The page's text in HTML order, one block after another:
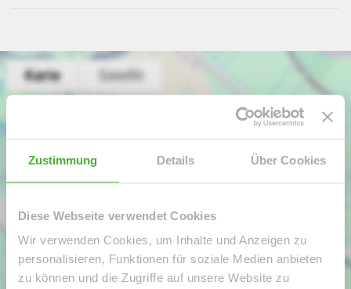
Zustimmung Details Über Cookies
Diese Webseite verwendet Cookies
Wir verwenden Cookies, um Inhalte und Anzeigen zu
personalisieren, Funktionen für soziale Medien anbieten
zu können und die Zugriffe auf unsere Website zu